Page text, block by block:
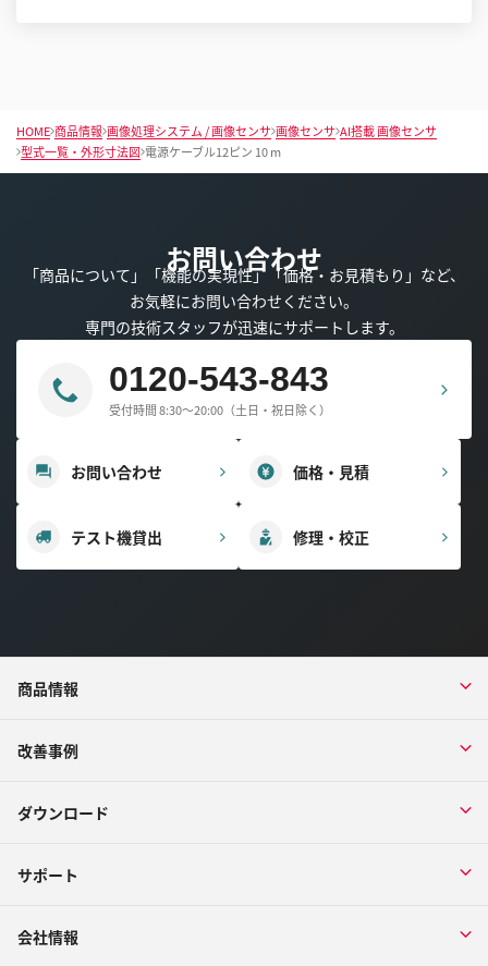
HOME 商品情報 画像処理システム / 画像センサ 画像センサ AI搭載 画像センサ
型式一覧・外形寸法図 電源ケーブル12ピン 10 m
お問い合わせ
「商品について」「機能の実現性」「価格・お見積もり」など、
お気軽にお問い合わせください。
専門の技術スタッフが迅速にサポートします。
0120-543-843
受付時間 8:30～20:00（土日・祝日除く）
お問い合わせ 価格・見積
テスト機貸出 修理・校正
商品情報
改善事例
ダウンロード
サポート
会社情報